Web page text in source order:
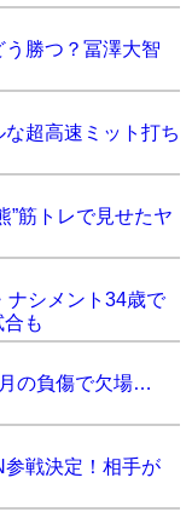
う勝つ？冨澤大智
な超高速ミット打ち
”筋トレで見せたヤ
ナシメント34歳で
も
の負傷で欠場…
戦決定！相手が